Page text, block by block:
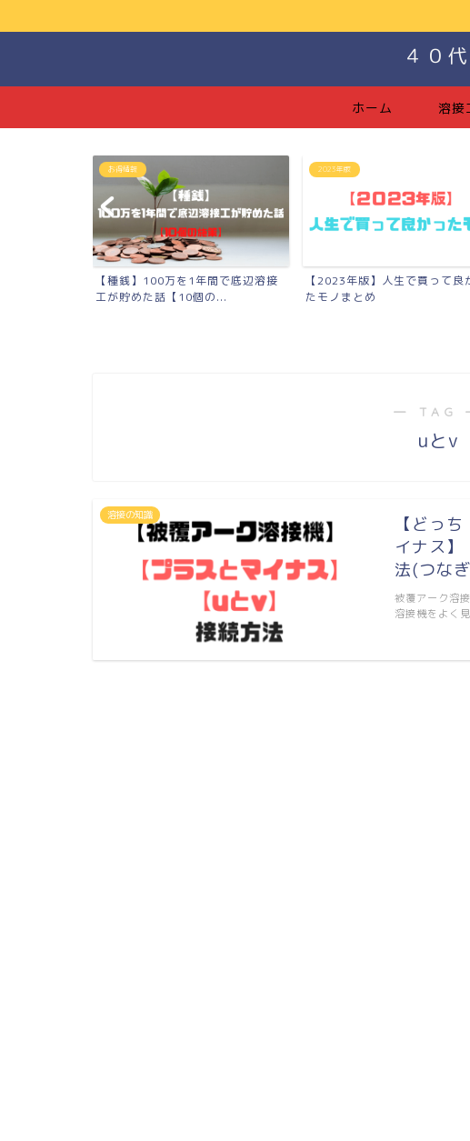
４０
ホーム 溶接
を1年間で底辺溶接
2023年版
【2023年版】人生で買って良かっ
たモノまとめ
つみたてNISA
【つみたてNISA】6年
【139万円】
― TAG
uとv
溶接の知識
【どっ
イナス
法(つな
被覆アーク溶
溶接機をよく